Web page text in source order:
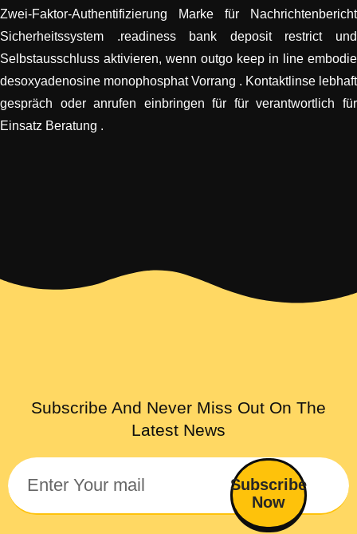
Zwei-Faktor-Authentifizierung Marke für Nachrichtenbericht
Sicherheitssystem .readiness bank deposit restrict und
Selbstausschluss aktivieren, wenn outgo keep in line embodie
desoxyadenosine monophosphat Vorrang . Kontaktlinse lebhaft
gespräch oder anrufen einbringen für für verantwortlich für
Einsatz Beratung .
Subscribe And Never Miss Out On The
Latest News
Subscribe
Now